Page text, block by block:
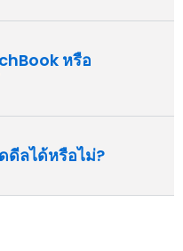
หรือ
ดีลได้หรือไม่?